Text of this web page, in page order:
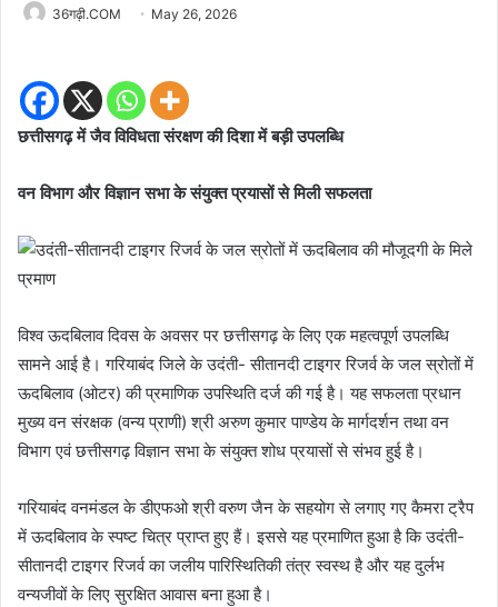
36गढ़ी.COM May 26, 2026
छत्तीसगढ़ में जैव विविधता संरक्षण की दिशा में बड़ी उपलब्धि
वन विभाग और विज्ञान सभा के संयुक्त प्रयासों से मिली सफलता
विश्व ऊदबिलाव दिवस के अवसर पर छत्तीसगढ़ के लिए एक महत्वपूर्ण उपलब्धि
सामने आई है। गरियाबंद जिले के उदंती- सीतानदी टाइगर रिजर्व के जल स्रोतों में
ऊदबिलाव (ओटर) की प्रमाणिक उपस्थिति दर्ज की गई है। यह सफलता प्रधान
मुख्य वन संरक्षक (वन्य प्राणी) श्री अरुण कुमार पाण्डेय के मार्गदर्शन तथा वन
विभाग एवं छत्तीसगढ़ विज्ञान सभा के संयुक्त शोध प्रयासों से संभव हुई है।
गरियाबंद वनमंडल के डीएफओ श्री वरुण जैन के सहयोग से लगाए गए कैमरा ट्रैप
में ऊदबिलाव के स्पष्ट चित्र प्राप्त हुए हैं। इससे यह प्रमाणित हुआ है कि उदंती-
सीतानदी टाइगर रिजर्व का जलीय पारिस्थितिकी तंत्र स्वस्थ है और यह दुर्लभ
वन्यजीवों के लिए सुरक्षित आवास बना हुआ है।